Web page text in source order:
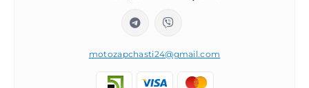
motozapchasti24@gmail.com